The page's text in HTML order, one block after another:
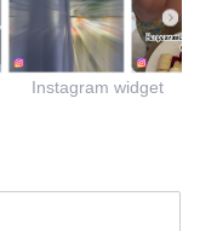
Instagram widget